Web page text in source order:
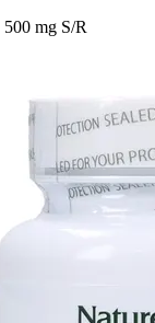
mg S/R